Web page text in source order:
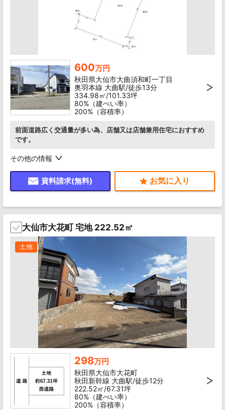
600万円
秋田県大仙市大曲須和町一丁目
奥羽本線 大曲駅/徒歩13分
334.98㎡/101.33坪
80%（建ぺい率）
200%（容積率）
前面道路広く交通量が多い為、店舗又は店舗兼用住宅におすすめ
です。
その他の情報
資料請求(無料)
大仙市大花町 宅地 222.52㎡
土地
298万円
秋田県大仙市大花町
秋田新幹線 大曲駅/徒歩12分
222.52㎡/67.31坪
80%（建ぺい率）
200%（容積率）